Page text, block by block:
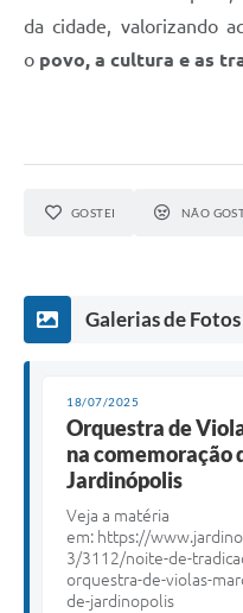
da cidade, valorizando
o povo, a cultura e as
GOSTEI NÃO
Galerias de
18/07/2025
Orquestra de
na comemoração
Jardinópolis
Veja a matéria
em: https://
3/3112/noite-de-
orquestra-de-violas-
de-jardinopolis